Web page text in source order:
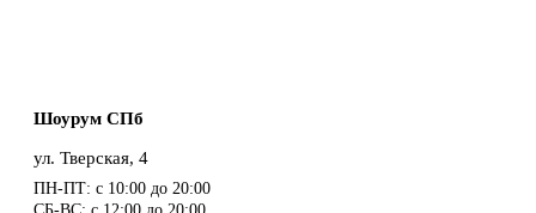
Шоурум СПб
ул. Тверская, 4
ПН-ПТ: с 10:00 до 20:00